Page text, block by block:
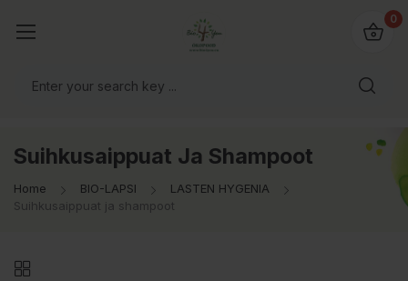
0
Suihkusaippuat Ja Shampoot
Home BIO-LAPSI
LASTEN HYGENIA
Suihkusaippuat ja shampoot